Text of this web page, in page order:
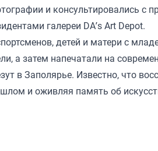
и консультировались с
галереи DA’s Art Depot.
детей и матери с
а затем напечатали на
в Заполярье. Известно, что
и оживляя память об